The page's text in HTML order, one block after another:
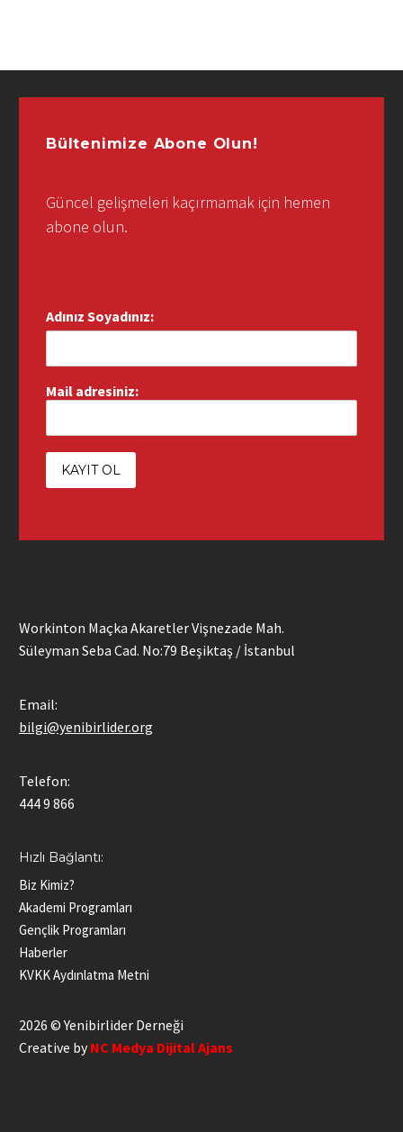
Workinton Maçka Akaretler Vişnezade Mah.
Süleyman Seba Cad. No:79 Beşiktaş / İstanbul
Email:
bilgi@yenibirlider.org
Telefon:
444 9 866
Hızlı Bağlantı:
Biz Kimiz?
Akademi Programları
Gençlik Programları
Haberler
KVKK Aydınlatma Metni
2026 © Yenibirlider Derneği
Creative by NC Medya Dijital Ajans
Bültenimize Abone Olun!
Güncel gelişmeleri kaçırmamak için hemen
abone olun.
Adınız Soyadınız:
Mail adresiniz: